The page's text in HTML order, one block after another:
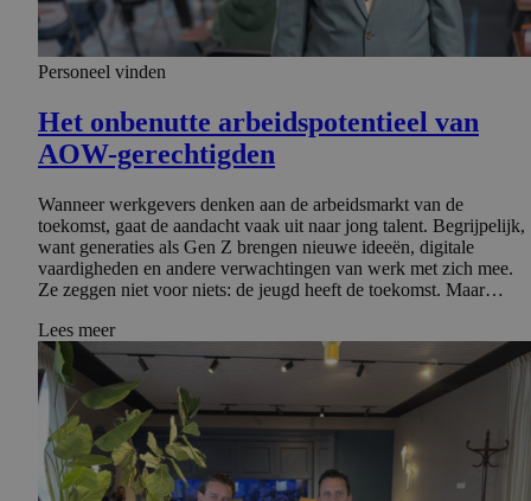
Personeel vinden
Het onbenutte arbeidspo­ten­tieel van
AOW-gerechtigden
Wanneer werkgevers denken aan de arbeidsmarkt van de
toekomst, gaat de aandacht vaak uit naar jong talent. Begrijpelijk,
want generaties als Gen Z brengen nieuwe ideeën, digitale
vaardigheden en andere verwachtingen van werk met zich mee.
Ze zeggen niet voor niets: de jeugd heeft de toekomst. Maar…
Lees meer